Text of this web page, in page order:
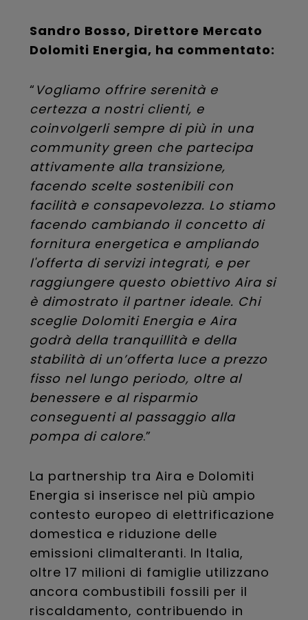
Sandro Bosso, Direttore Mercato
Dolomiti Energia, ha commentato:
“ Vogliamo offrire serenità e
certezza a nostri clienti, e
coinvolgerli sempre di più in una
community green che partecipa
attivamente alla transizione,
facendo scelte sostenibili con
facilità e consapevolezza. Lo stiamo
facendo cambiando il concetto di
fornitura energetica e ampliando
l'offerta di servizi integrati, e per
raggiungere questo obiettivo Aira si
è dimostrato il partner ideale. Chi
sceglie Dolomiti Energia e Aira
godrà della tranquillità e della
stabilità di un’offerta luce a prezzo
fisso nel lungo periodo, oltre al
benessere e al risparmio
conseguenti al passaggio alla
pompa di calore.”
La partnership tra Aira e Dolomiti
Energia si inserisce nel più ampio
contesto europeo di elettrificazione
domestica e riduzione delle
emissioni climalteranti. In Italia,
oltre 17 milioni di famiglie utilizzano
ancora combustibili fossili per il
riscaldamento, contribuendo in